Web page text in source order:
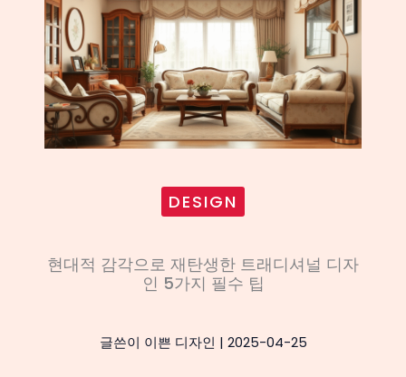
DESIGN
현대적 감각으로 재탄생한 트래디셔널 디자
인 5가지 필수 팁
글쓴이 이쁜 디자인 | 2025-04-25